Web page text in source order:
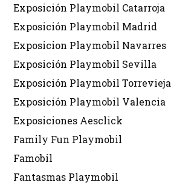
Exposición Playmobil Catarroja
Exposición Playmobil Madrid
Exposicion Playmobil Navarres
Exposición Playmobil Sevilla
Exposición Playmobil Torrevieja
Exposición Playmobil Valencia
Exposiciones Aesclick
Family Fun Playmobil
Famobil
Fantasmas Playmobil